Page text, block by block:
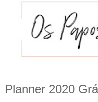
Planner 2020